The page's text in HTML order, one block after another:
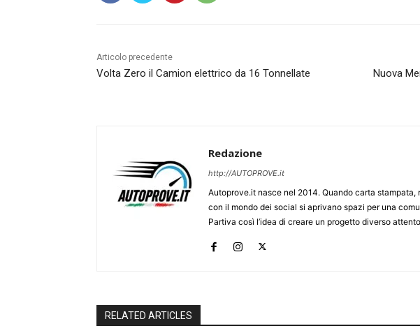
Articolo precedente
Volta Zero il Camion elettrico da 16 Tonnellate
Nuova
Redazione
http://AUTOPROVE.it
Autoprove.it nasce nel 2014. Quando carta
con il mondo dei social si aprivano spazi per una
Partiva così l’idea di creare un progetto diverso
RELATED ARTICLES